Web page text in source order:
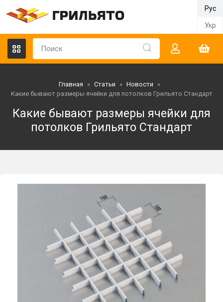
Рус
Укр
Главная » Статьи » Новости
»
Какие бывают размеры ячейки для потолков Грильято Стандарт
Какие бывают размеры ячейки для
потолков Грильято Стандарт